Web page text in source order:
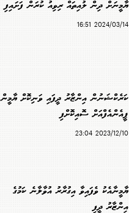
ޔާމީނަށް ދިން ލުއިތައް ރިވިއު ކުރަން ފަށައިފި
2024/03/14 16:51
ކަރެކްޝަނުން އިންޒާރު ދީފައި ވަނިކޮށް ޔާމީން
ޕީއެންއެފްއަށް ސޮއިކޮށްފި
2023/12/10 23:04
ޔާމީނާއެކު ވެފައިވާ އިގުރާރު އުވާލާނެ ކަމުގެ
އިންޒާރު ދީފި